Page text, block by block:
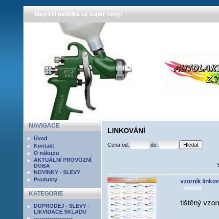
Nejširší nabídka za super ceny!
NAVIGACE
Úvod
Kontakt
O nákupu
AKTUÁLNÍ PROVOZNÍ
DOBA
NOVINKY - SLEVY
Produkty
KATEGORIE
DOPRODEJ - SLEVY -
LIKVIDACE SKLADU
LINKOVÁNÍ
Cena od: do:
vzorník
ostatní
tištěný